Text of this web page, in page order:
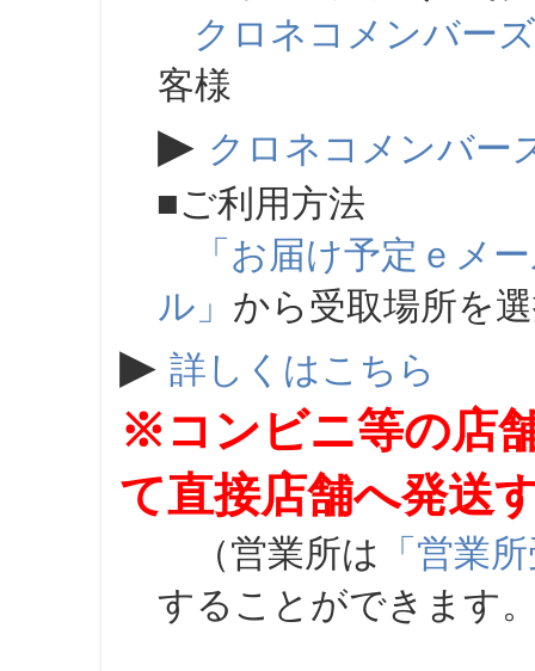
クロネコメンバーズ
客様
▶ クロネコメンバー
■ご利用方法
「お届け予定ｅメ
ル」 から受取場所を
▶ 詳しくはこちら
※コンビニ等の店
て直接店舗へ発送
（営業所は 「営業
することができます